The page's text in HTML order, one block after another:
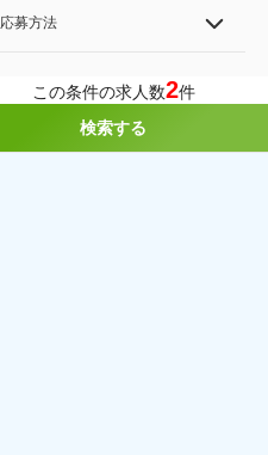
応募方法
この条件の求人数2件
検索する